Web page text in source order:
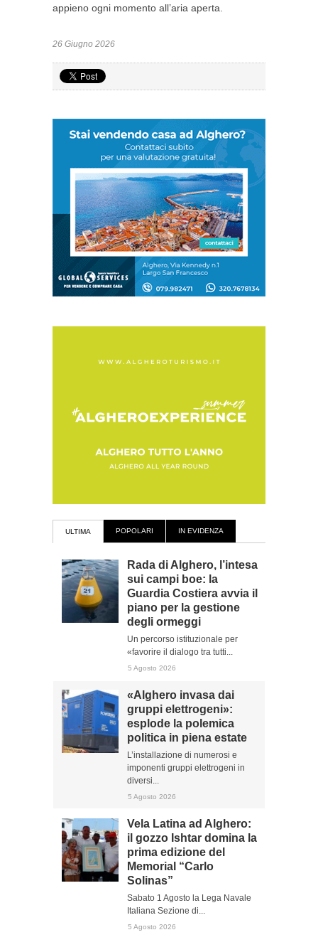
appieno ogni momento all’aria aperta.
26 Giugno 2026
ULTIMA POPOLARI IN EVIDENZA
Rada di Alghero, l’intesa
sui campi boe: la
Guardia Costiera avvia il
piano per la gestione
degli ormeggi
Un percorso istituzionale per
«favorire il dialogo tra tutti...
5 Agosto 2026
«Alghero invasa dai
gruppi elettrogeni»:
esplode la polemica
politica in piena estate
L’installazione di numerosi e
imponenti gruppi elettrogeni in
diversi...
5 Agosto 2026
Vela Latina ad Alghero:
il gozzo Ishtar domina la
prima edizione del
Memorial “Carlo
Solinas”
Sabato 1 Agosto la Lega Navale
Italiana Sezione di...
5 Agosto 2026